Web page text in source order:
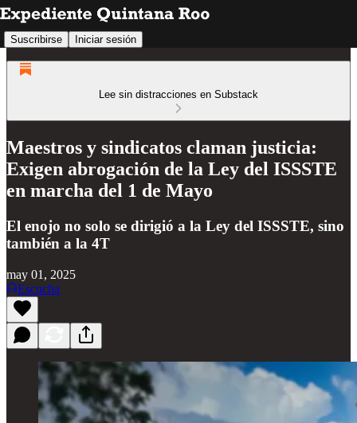
Suscribirse Iniciar sesión
Lee sin distracciones en Substack
Maestros y sindicatos claman justicia:
Exigen abrogación de la Ley del ISSSTE
en marcha del 1 de Mayo
El enojo no solo se dirigió a la Ley del ISSSTE, sino
también a la 4T
may 01, 2025
Escucha